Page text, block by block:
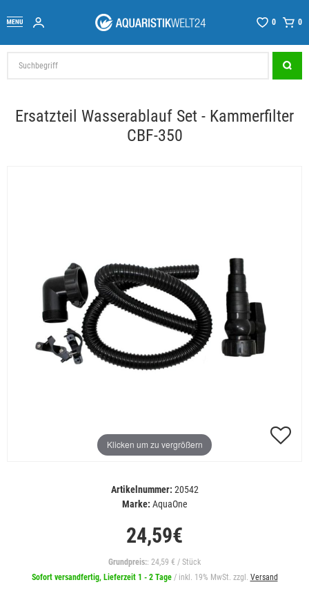
0 0
Ersatzteil Wasserablauf Set - Kammerfilter
CBF-350
Klicken um zu vergrößern
Artikelnummer: 20542
Marke: AquaOne
24,59€
Grundpreis:: 24,59 € / Stück
Sofort versandfertig, Lieferzeit 1 - 2 Tage / inkl. 19% MwSt. zzgl. Versand